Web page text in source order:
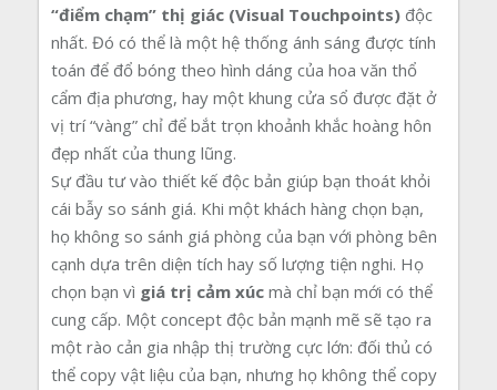
“điểm chạm” thị giác (Visual Touchpoints) độc
nhất. Đó có thể là một hệ thống ánh sáng được tính
toán để đổ bóng theo hình dáng của hoa văn thổ
cẩm địa phương, hay một khung cửa sổ được đặt ở
vị trí “vàng” chỉ để bắt trọn khoảnh khắc hoàng hôn
đẹp nhất của thung lũng.
Sự đầu tư vào thiết kế độc bản giúp bạn thoát khỏi
cái bẫy so sánh giá. Khi một khách hàng chọn bạn,
họ không so sánh giá phòng của bạn với phòng bên
cạnh dựa trên diện tích hay số lượng tiện nghi. Họ
chọn bạn vì giá trị cảm xúc mà chỉ bạn mới có thể
cung cấp. Một concept độc bản mạnh mẽ sẽ tạo ra
một rào cản gia nhập thị trường cực lớn: đối thủ có
thể copy vật liệu của bạn, nhưng họ không thể copy